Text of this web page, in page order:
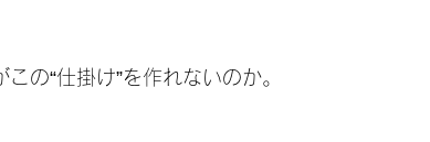
の“仕掛け”を作れないのか。